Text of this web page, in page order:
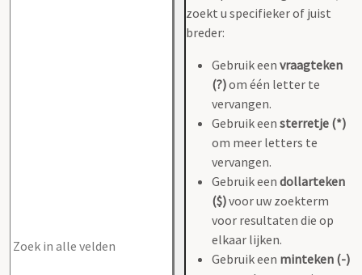
zoekt u specifieker of juist
breder:
Gebruik een vraagteken
(?)om één letter te
vervangen.
Gebruik een sterretje (*)
om meer letters te
vervangen.
Gebruik een dollarteken
($)voor uw zoekterm
voor resultaten die op
elkaar lijken.
Gebruik een minteken (-)